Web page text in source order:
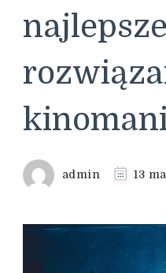
najlepsze
admin 13